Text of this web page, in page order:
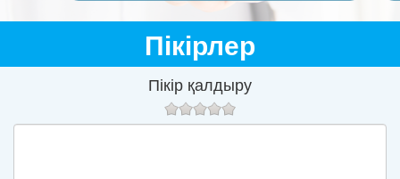
Пікірлер
Пікір қалдыру